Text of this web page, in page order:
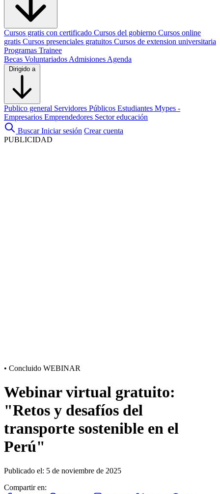
Cursos gratis con certificado Cursos del gobierno Cursos online
gratis Cursos presenciales gratuitos Cursos de extension universitaria
Programas Trainee
Becas Voluntariados Admisiones Agenda
Dirigido a
Publico general Servidores Públicos Estudiantes Mypes -
Empresarios Emprendedores Sector educación
Buscar Iniciar sesión Crear cuenta
PUBLICIDAD
• Concluido WEBINAR
Webinar virtual gratuito:
"Retos y desafíos del
transporte sostenible en el
Perú"
Publicado el: 5 de noviembre de 2025
Compartir en: